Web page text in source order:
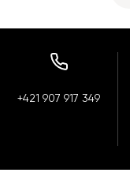
+421 907 917 349